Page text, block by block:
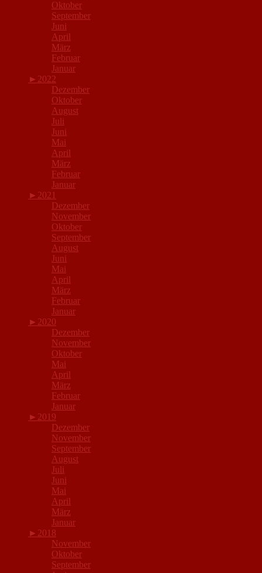
Oktober
September
Juni
April
März
Februar
Januar
► 2022
Dezember
Oktober
August
Juli
Juni
Mai
April
März
Februar
Januar
► 2021
Dezember
November
Oktober
September
August
Juni
Mai
April
März
Februar
Januar
► 2020
Dezember
November
Oktober
Mai
April
März
Februar
Januar
► 2019
Dezember
November
September
August
Juli
Juni
Mai
April
März
Januar
► 2018
November
Oktober
September